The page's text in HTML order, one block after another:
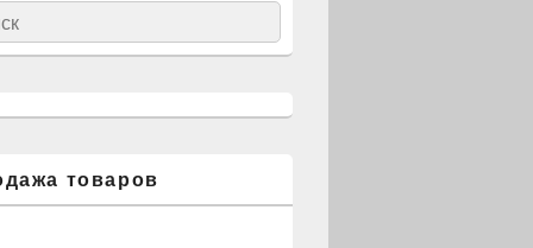
товаров